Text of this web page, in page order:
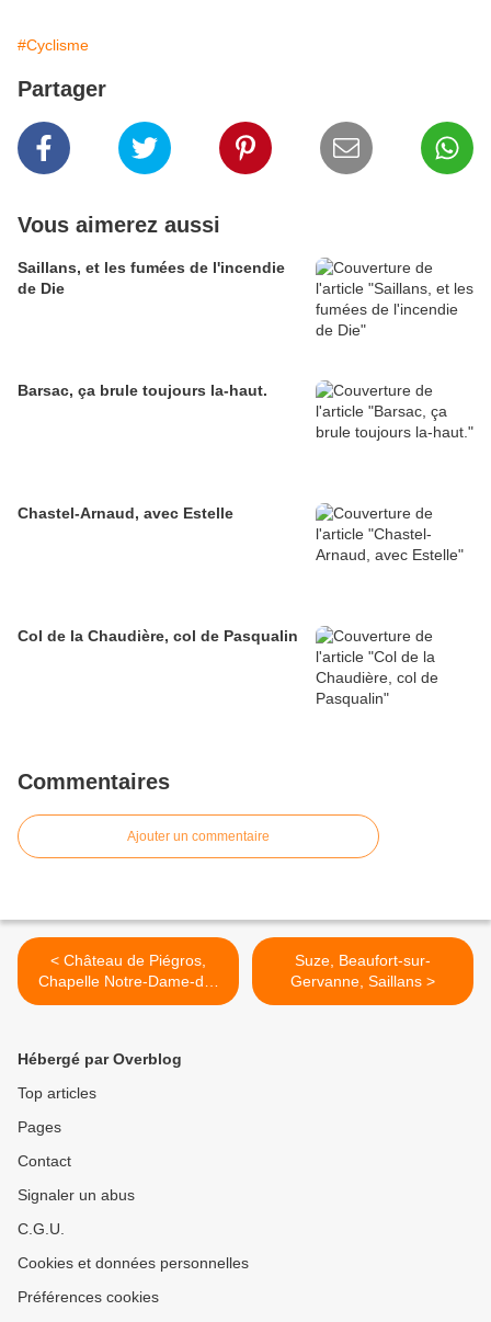
#Cyclisme
Partager
Vous aimerez aussi
Saillans, et les fumées de l'incendie
de Die
Barsac, ça brule toujours la-haut.
Chastel-Arnaud, avec Estelle
Col de la Chaudière, col de Pasqualin
Commentaires
Ajouter un commentaire
< Château de Piégros,
Chapelle Notre-Dame-de-
Bon-Secours
Suze, Beaufort-sur-
Gervanne, Saillans >
Hébergé par Overblog
Top articles
Pages
Contact
Signaler un abus
C.G.U.
Cookies et données personnelles
Préférences cookies